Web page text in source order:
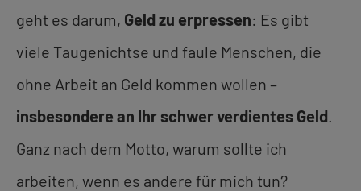
geht es darum, Geld zu erpressen: Es gibt
viele Taugenichtse und faule Menschen, die
ohne Arbeit an Geld kommen wollen –
insbesondere an Ihr schwer verdientes Geld
Ganz nach dem Motto, warum sollte ich
arbeiten, wenn es andere für mich tun?